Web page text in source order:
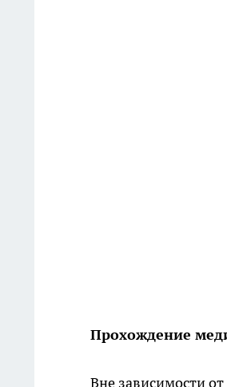
Прохождение
Вне зависимости